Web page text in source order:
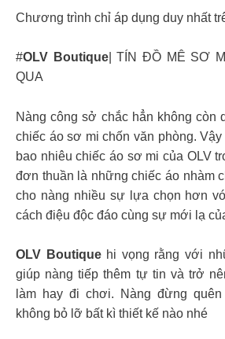
Chương trình chỉ áp dụng duy nhất
#OLV Boutique| TÍN ĐỒ MÊ SƠ
QUA
Nàng công sở chắc hẳn không còn
chiếc áo sơ mi chốn văn phòng.
bao nhiêu chiếc áo sơ mi của OLV
đơn thuần là những chiếc áo nhàm
cho nàng nhiều sự lựa chọn hơn
cách điệu độc đáo cùng sự mới lạ
OLV Boutique hi vọng rằng với
giúp nàng tiếp thêm tự tin và trở
làm hay đi chơi. Nàng đừng
không bỏ lỡ bất kì thiết kế nào nhé